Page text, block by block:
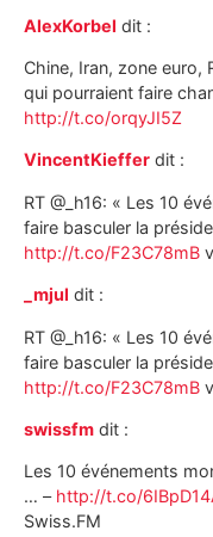
AlexKorbel dit :
Chine, Iran, zone euro,
qui pourraient faire
http://t.co/orqyJI5Z
VincentKieffer dit :
RT @_h16: « Les 10
faire basculer la
http://t.co/F23C78mB
_mjul dit :
RT @_h16: « Les 10
faire basculer la
http://t.co/F23C78mB
swissfm dit :
Les 10 événements
… – http://t.co/
Swiss.FM